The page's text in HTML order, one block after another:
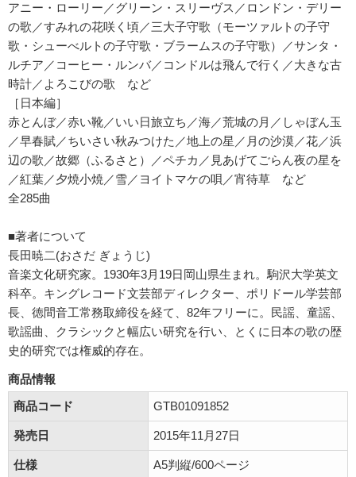
アニー・ローリー／グリーン・スリーヴス／ロンドン・デリー
の歌／すみれの花咲く頃／三大子守歌（モーツァルトの子守
歌・シューべルトの子守歌・ブラームスの子守歌）／サンタ・
ルチア／コーヒー・ルンバ／コンドルは飛んで行く／大きな古
時計／よろこびの歌 など
［日本編］
赤とんぼ／赤い靴／いい日旅立ち／海／荒城の月／しゃぼん玉
／早春賦／ちいさい秋みつけた／地上の星／月の沙漠／花／浜
辺の歌／故郷（ふるさと）／ペチカ／見あげてごらん夜の星を
／紅葉／夕焼小焼／雪／ヨイトマケの唄／宵待草 など
全285曲
■著者について
長田暁二(おさだ ぎょうじ)
音楽文化研究家。1930年3月19日岡山県生まれ。駒沢大学英文
科卒。キングレコード文芸部ディレクター、ポリドール学芸部
長、徳間音工常務取締役を経て、82年フリーに。民謡、童謡、
歌謡曲、クラシックと幅広い研究を行い、とくに日本の歌の歴
史的研究では権威的存在。
商品情報
商品コード
GTB01091852
発売日 2015年11月27日
仕様 A5判縦/600ページ